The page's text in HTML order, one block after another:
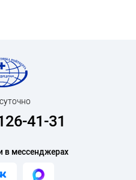
41-31
в мессенджерах